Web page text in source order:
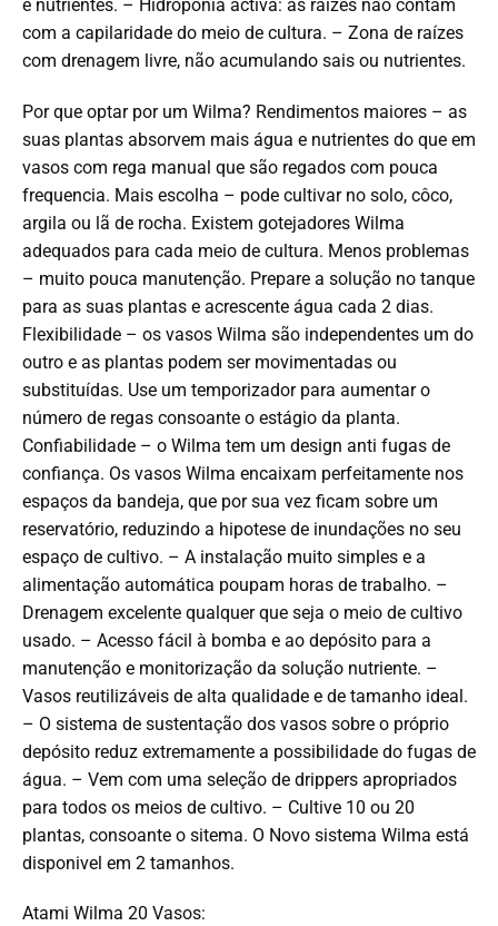
e nutrientes. – Hidroponia activa: as raízes não contam
com a capilaridade do meio de cultura. – Zona de raízes
com drenagem livre, não acumulando sais ou nutrientes.
Por que optar por um Wilma? Rendimentos maiores – as
suas plantas absorvem mais água e nutrientes do que em
vasos com rega manual que são regados com pouca
frequencia. Mais escolha – pode cultivar no solo, côco,
argila ou lã de rocha. Existem gotejadores Wilma
adequados para cada meio de cultura. Menos problemas
– muito pouca manutenção. Prepare a solução no tanque
para as suas plantas e acrescente água cada 2 dias.
Flexibilidade – os vasos Wilma são independentes um do
outro e as plantas podem ser movimentadas ou
substituídas. Use um temporizador para aumentar o
número de regas consoante o estágio da planta.
Confiabilidade – o Wilma tem um design anti fugas de
confiança. Os vasos Wilma encaixam perfeitamente nos
espaços da bandeja, que por sua vez ficam sobre um
reservatório, reduzindo a hipotese de inundações no seu
espaço de cultivo. – A instalação muito simples e a
alimentação automática poupam horas de trabalho. –
Drenagem excelente qualquer que seja o meio de cultivo
usado. – Acesso fácil à bomba e ao depósito para a
manutenção e monitorização da solução nutriente. –
Vasos reutilizáveis de alta qualidade e de tamanho ideal.
– O sistema de sustentação dos vasos sobre o próprio
depósito reduz extremamente a possibilidade do fugas de
água. – Vem com uma seleção de drippers apropriados
para todos os meios de cultivo. – Cultive 10 ou 20
plantas, consoante o sitema. O Novo sistema Wilma está
disponivel em 2 tamanhos.
Atami Wilma 20 Vasos: